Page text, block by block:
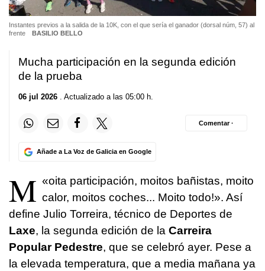
Instantes previos a la salida de la 10K, con el que sería el ganador (dorsal núm, 57) al
frente
BASILIO BELLO
Mucha participación en la segunda edición
de la prueba
06 jul 2026 . Actualizado a las 05:00 h.
Añade a La Voz de Galicia en Google
Comentar ·
«
M
oita participación, moitos bañistas, moito
calor, moitos coches... Moito todo!». Así
define Julio Torreira, técnico de Deportes de
Laxe, la segunda edición de la Carreira
Popular Pedestre, que se celebró ayer. Pese a
la elevada temperatura, que a media mañana ya